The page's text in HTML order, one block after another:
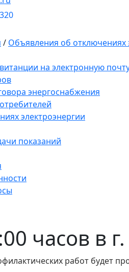
/ Объявления об отключениях
на электронную
энергоснабжения
электроэнергии
показаний
часов в
работ будет